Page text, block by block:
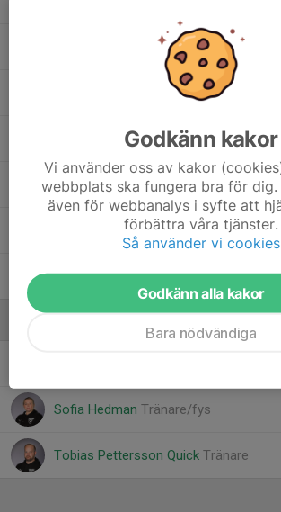
Max Andersson
Nicky Karstensen
Theo Sandberg
Sofia Hedman Tränare/fys
Tobias Pettersson Quick Tränare
Godkänn kakor
Vi använder oss av kakor
webbplats ska fungera bra för dig.
även för webbanalys i syfte att
förbättra våra tjänster.
Så använder vi cookies
Godkänn alla kakor
Bara nödvändiga